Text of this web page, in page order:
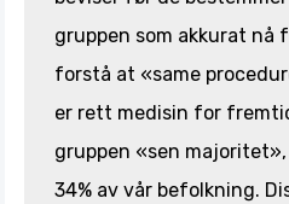
gruppen som akkurat nå
forstå at «same
er rett medisin for
gruppen «sen
34% av vår befolkning.